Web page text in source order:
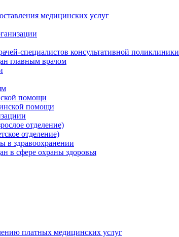
медицинских услуг
специалистов консультативной поликлиники
главным врачом
помощи
помощи
отделение)
отделение)
в здравоохранении
в сфере охраны здоровья
платных медицинских услуг